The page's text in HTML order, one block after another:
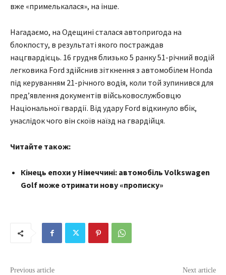
вже «примелькалася», на інше.
Нагадаємо, на Одещині сталася автопригода на
блокпосту, в результаті якого постраждав
нацгвардієць. 16 грудня близько 5 ранку 51-річний водій
легковика Ford здійснив зіткнення з автомобілем Honda
під керуванням 21-річного водія, коли той зупинився для
пред’явлення документів військовослужбовцю
Національної гвардії. Від удару Ford відкинуло вбік,
унаслідок чого він скоїв наїзд на гвардійця.
Читайте також:
Кінець епохи у Німеччині: автомобіль Volkswagen
Golf може отримати нову «прописку»
Previous article Next article